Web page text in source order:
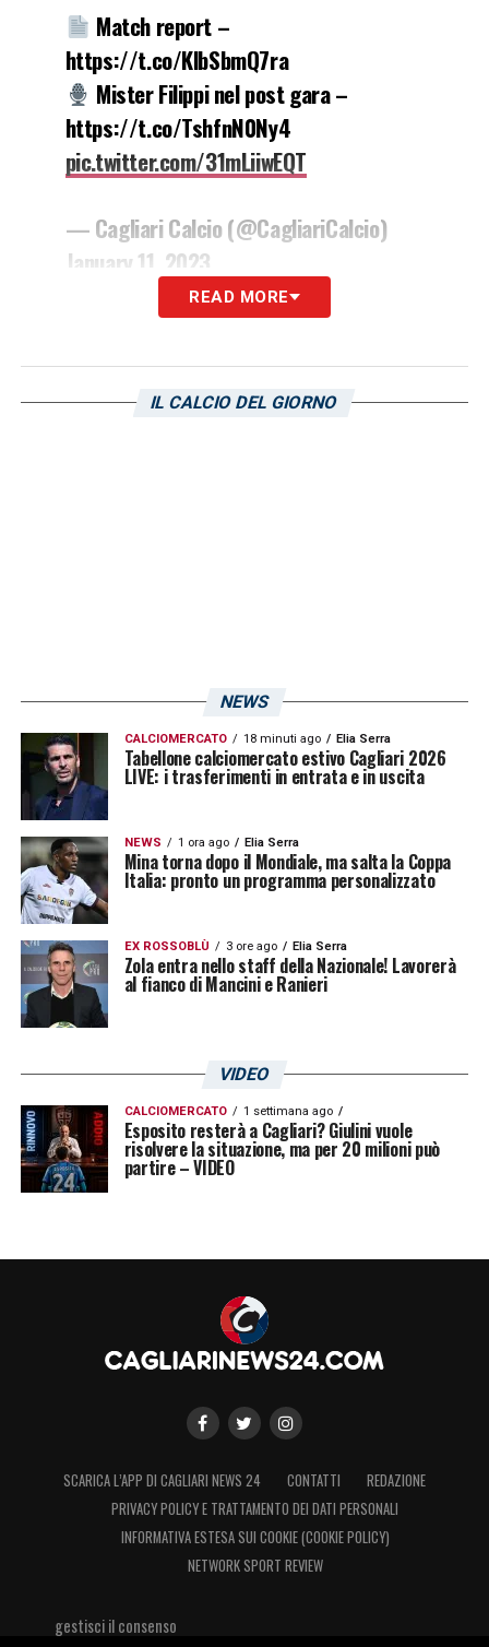
Match report –
https://t.co/KlbSbmQ7ra
Mister Filippi nel post gara –
https://t.co/TshfnN0Ny4
pic.twitter.com/31mLiiwEQT
— Cagliari Calcio (@CagliariCalcio)
January 11, 2023
READ MORE
IL CALCIO DEL GIORNO
NEWS
CALCIOMERCATO 18 minuti ago Elia Serra
Tabellone calciomercato estivo Cagliari 2026
LIVE: i trasferimenti in entrata e in uscita
NEWS 1 ora ago Elia Serra
Mina torna dopo il Mondiale, ma salta la Coppa
Italia: pronto un programma personalizzato
EX ROSSOBLÙ 3 ore ago Elia Serra
Zola entra nello staff della Nazionale! Lavorerà
al fianco di Mancini e Ranieri
VIDEO
CALCIOMERCATO 1 settimana ago
Esposito resterà a Cagliari? Giulini vuole
risolvere la situazione, ma per 20 milioni può
partire – VIDEO
SCARICA L’APP DI CAGLIARI NEWS 24 CONTATTI
REDAZIONE
PRIVACY POLICY E TRATTAMENTO DEI DATI PERSONALI
INFORMATIVA ESTESA SUI COOKIE (COOKIE POLICY)
NETWORK SPORT REVIEW
gestisci il consenso